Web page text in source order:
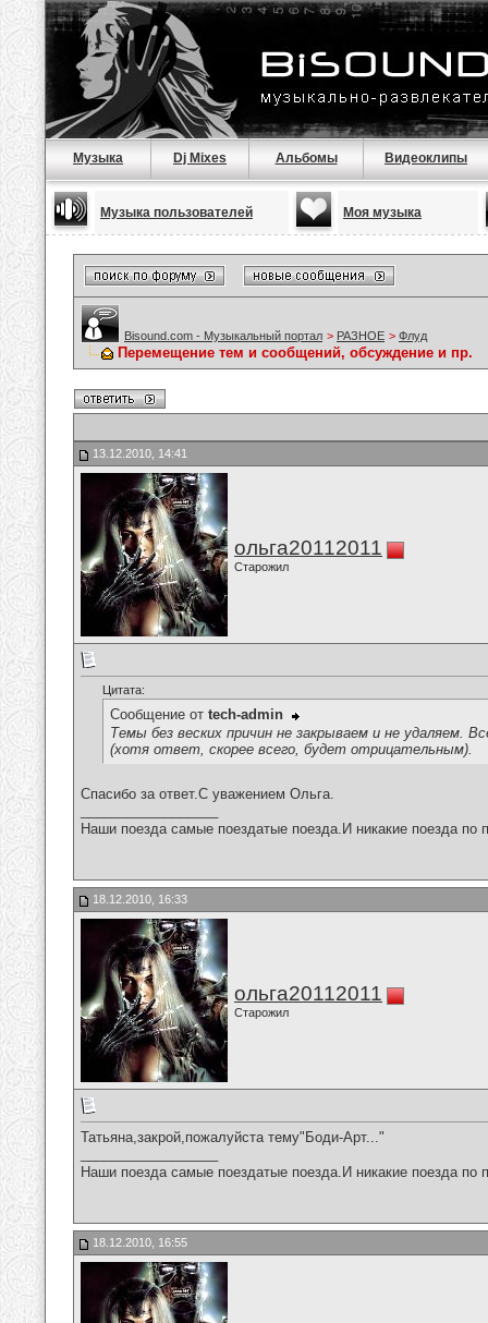
Музыка Dj Mixes Альбомы Видеоклипы
Музыка пользователей Моя музыка
Bisound.com - Музыкальный портал > РАЗНОЕ > Флуд
Перемещение тем и сообщений, обсуждение и пр.
13.12.2010, 14:41
ольга20112011
Старожил
Цитата:
Сообщение от tech-admin
Темы без веских причин не закрываем и не удаляем.
(хотя ответ, скорее всего, будет отрицательным).
Спасибо за ответ.С уважением Ольга.
Наши поезда самые поездатые поезда.И никакие поезда по
18.12.2010, 16:33
ольга20112011
Старожил
Татьяна,закрой,пожалуйста тему"Боди-Арт..."
Наши поезда самые поездатые поезда.И никакие поезда по
18.12.2010, 16:55